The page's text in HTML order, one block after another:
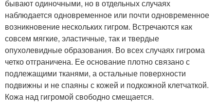
бывают одиночными, но в отдельных случаях
наблюдается одновременное или почти одновременное
возникновение нескольких гигром. Встречаются как
совсем мягкие, эластичные, так и твердые
опухолевидные образования. Во всех случаях гигрома
четко отграничена. Ее основание плотно связано с
подлежащими тканями, а остальные поверхности
подвижны и не спаяны с кожей и подкожной клетчаткой.
Кожа над гигромой свободно смещается.